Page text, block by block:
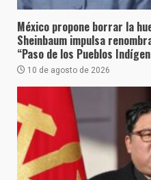
México propone borrar la
Sheinbaum impulsa
“Paso de los Pueblos
10 de agosto de 2026